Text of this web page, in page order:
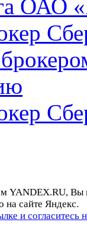
ОАО
YANDEX.RU, Вы
на сайте Яндекс.
и согласитесь